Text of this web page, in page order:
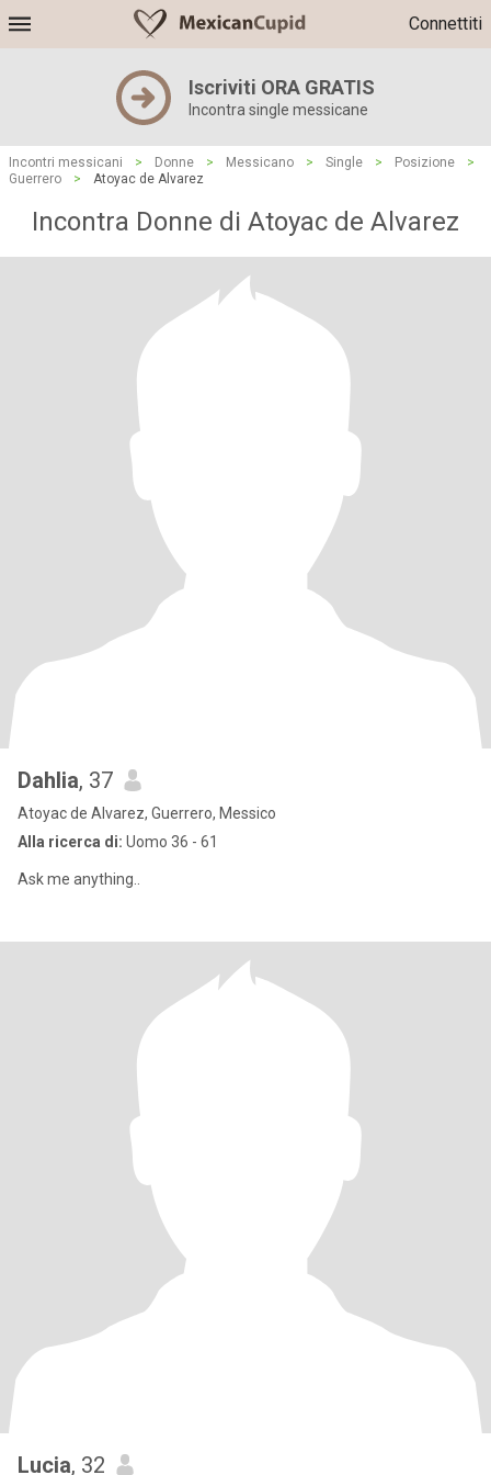
Connettiti
Iscriviti ORA GRATIS
Incontra single messicane
Incontri messicani > Donne > Messicano > Single > Posizione
>
Guerrero
> Atoyac de Alvarez
Incontra Donne di Atoyac de Alvarez
Dahlia, 37
Atoyac de Alvarez, Guerrero, Messico
Alla ricerca di: Uomo 36 - 61
Ask me anything..
Lucia, 32